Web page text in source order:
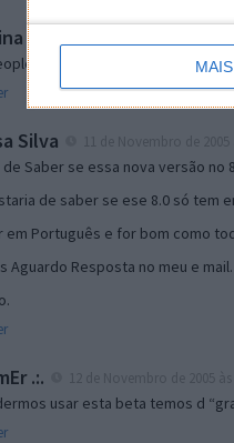
Silva
Saber se essa nova versão no
de saber se ese 8.0 só tem
em Português e for bom como
Aguardo Resposta no meu e mail.
.:.
usar esta beta temos d